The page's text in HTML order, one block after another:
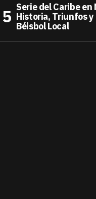
Serie del Caribe en
Historia, Triunfos y
Béisbol Local